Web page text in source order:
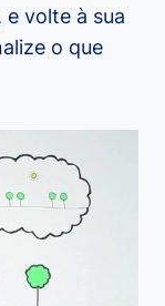
e volte à sua
o que